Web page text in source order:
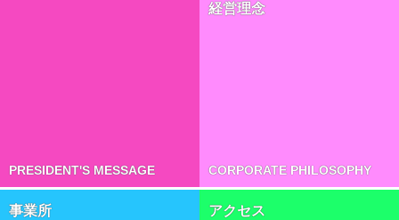
PRESIDENT'S MESSAGE
経営理念
CORPORATE PHILOSOPHY
事業所 アクセス